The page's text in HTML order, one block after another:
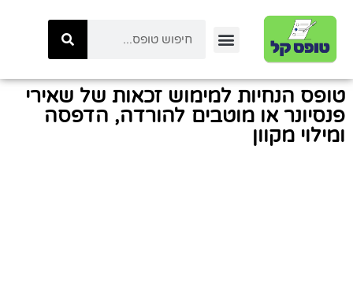
טופס הנחיות למימוש זכאות של שאירי
פנסיונר או מוטבים להורדה, הדפסה
ומילוי מקוון